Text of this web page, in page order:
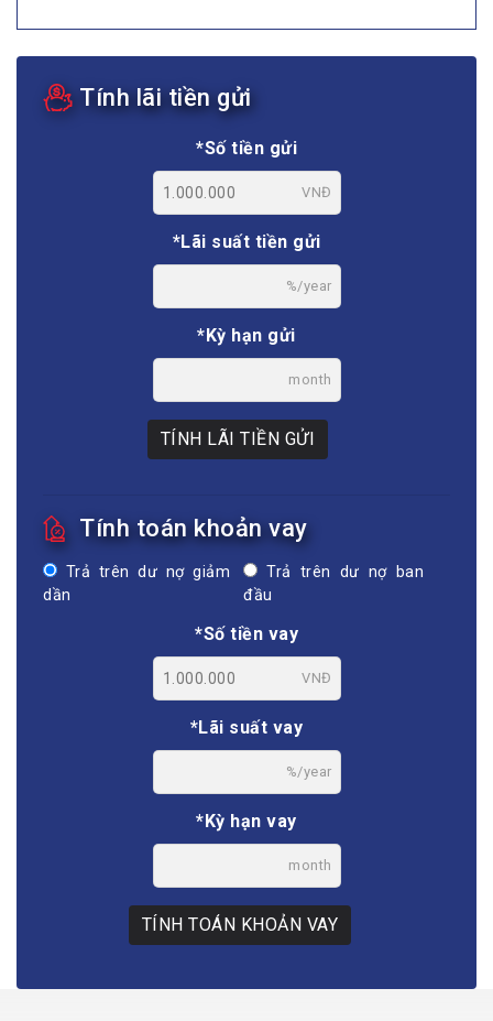
Tính lãi tiền gửi
*Số tiền gửi
VNĐ
*Lãi suất tiền gửi
%/year
*Kỳ hạn gửi
month
TÍNH LÃI TIỀN GỬI
Tính toán khoản vay
Trả trên dư nợ giảm
dần
Trả trên dư nợ ban
đầu
*Số tiền vay
VNĐ
*Lãi suất vay
%/year
*Kỳ hạn vay
month
TÍNH TOÁN KHOẢN VAY